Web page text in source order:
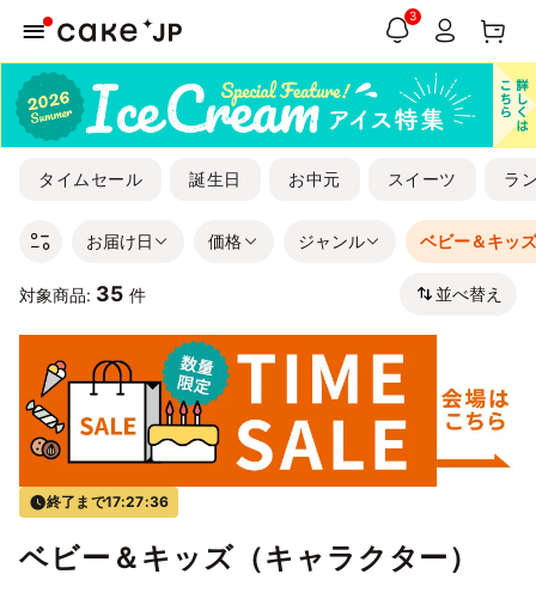
3
タイムセール 誕生日 お中元 スイーツ ラ
お届け日 価格 ジャンル ベビー＆キッ
対象商品: 35 件 並べ替え
終了まで17:27:35
ベビー＆キッズ（キャラクター）